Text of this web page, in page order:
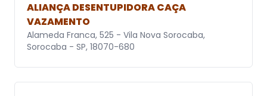
ALIANÇA DESENTUPIDORA CAÇA
VAZAMENTO
Alameda Franca, 525 - Vila Nova Sorocaba,
Sorocaba - SP, 18070-680